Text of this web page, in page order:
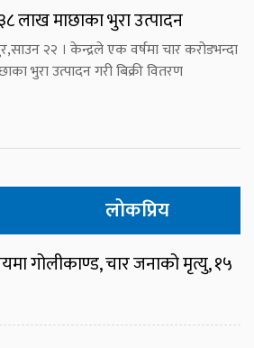
लाख माछाका भुरा उत्पादन
२२ । केन्द्रले एक वर्षमा चार करोडभन्दा
भुरा उत्पादन गरी बिक्री वितरण
लोकप्रिय
गोलीकाण्ड, चार जनाको मृत्यु, १५